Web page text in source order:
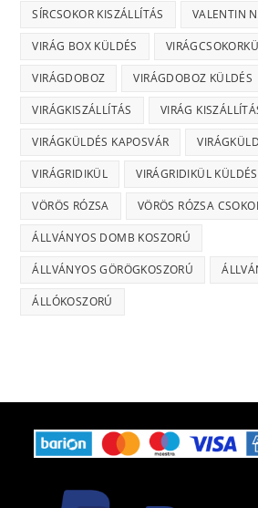
SÍRCSOKOR KISZÁLLÍTÁS VALENTIN
VIRÁG BOX KÜLDÉS
VIRÁGDOBOZ VIRÁGDOBOZ KÜLDÉS
VIRÁGKISZÁLLÍTÁS VIRÁG
VIRÁGKÜLDÉS KAPOSVÁR
VIRÁGRIDIKÜL VIRÁGRIDIKÜL KÜLDÉS
VÖRÖS RÓZSA VÖRÖS RÓZSA
ÁLLVÁNYOS DOMB KOSZORÚ
ÁLLVÁNYOS GÖRÖGKOSZORÚ
ÁLLÓKOSZORÚ